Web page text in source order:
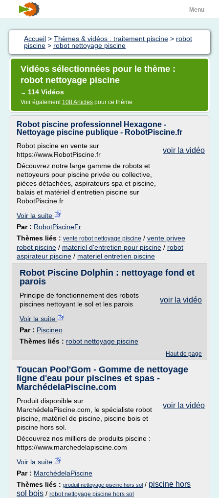
Menu
Accueil > Thèmes & vidéos : traitement piscine > robot
piscine > robot nettoyage piscine
Vidéos sélectionnées pour le thème :
robot nettoyage piscine
→ 114 Vidéos
Voir également 108 Articles pour ce thème
Robot piscine professionnel Hexagone -
Nettoyage piscine publique - RobotPiscine.fr
voir la vidéo
Robot piscine en vente sur
https://www.RobotPiscine.fr
Découvrez notre large gamme de robots et
nettoyeurs pour piscine privée ou collective,
pièces détachées, aspirateurs spa et piscine,
balais et matériel d'entretien piscine sur
RobotPiscine.fr
Voir la suite
Par : RobotPiscineFr
Thèmes liés : vente robot nettoyage piscine / vente privee
robot piscine / materiel d'entretien pour piscine / robot
aspirateur piscine / materiel entretien piscine
Robot Piscine Dolphin : nettoyage fond et
parois
voir la vidéo
Principe de fonctionnement des robots
piscines nettoyant le sol et les parois
Voir la suite
Par : Piscineo
Thèmes liés : robot nettoyage piscine
Haut de page
Toucan Pool'Gom - Gomme de nettoyage
ligne d'eau pour piscines et spas -
MarchédelaPiscine.com
voir la vidéo
Produit disponible sur
MarchédelaPiscine.com, le spécialiste robot
piscine, matériel de piscine, piscine bois et
piscine hors sol.
Découvrez nos milliers de produits piscine :
https://www.marchedelapiscine.com
Voir la suite
Par : MarchédelaPiscine
Thèmes liés : produit nettoyage piscine hors sol / piscine hors
sol bois / robot nettoyage piscine hors sol